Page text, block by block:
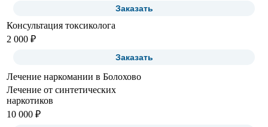
Заказать
Консультация токсиколога
2 000 ₽
Заказать
Лечение наркомании в Болохово
Лечение от синтетических
наркотиков
10 000 ₽